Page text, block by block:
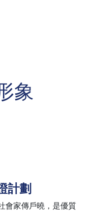
象
計劃
會家傳戶曉，是優質